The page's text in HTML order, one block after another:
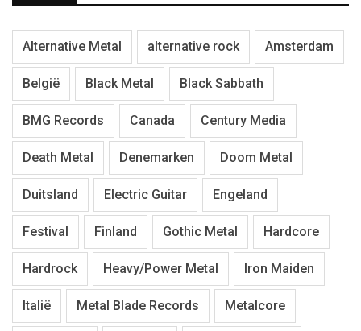
Alternative Metal alternative rock Amsterdam
België Black Metal Black Sabbath
BMG Records Canada Century Media
Death Metal Denemarken Doom Metal
Duitsland Electric Guitar Engeland
Festival Finland Gothic Metal Hardcore
Hardrock Heavy/Power Metal Iron Maiden
Italië Metal Blade Records Metalcore